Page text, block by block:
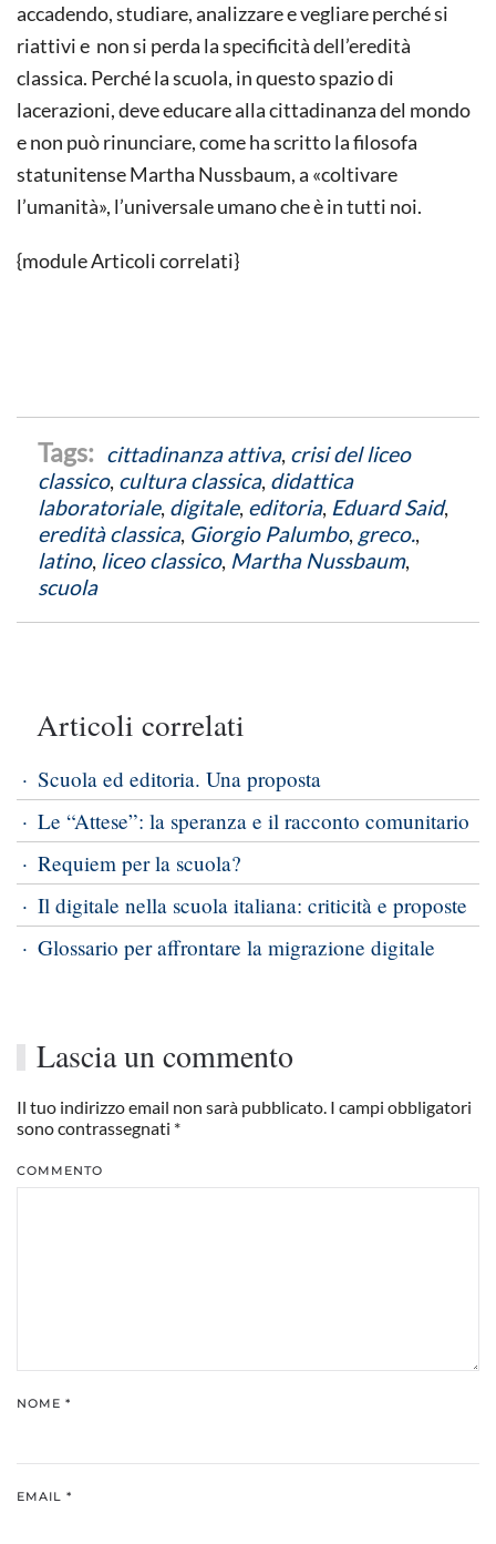
accadendo, studiare, analizzare e vegliare perché si
riattivi e non si perda la specificità dell’eredità
classica. Perché la scuola, in questo spazio di
lacerazioni, deve educare alla cittadinanza del mondo
e non può rinunciare, come ha scritto la filosofa
statunitense Martha Nussbaum, a «coltivare
l’umanità», l’universale umano che è in tutti noi.
{module Articoli correlati}
cittadinanza attiva, crisi del liceo
classico, cultura classica, didattica
laboratoriale, digitale, editoria, Eduard Said,
eredità classica, Giorgio Palumbo, greco.,
latino, liceo classico, Martha Nussbaum,
scuola
Articoli correlati
Scuola ed editoria. Una proposta
Le “Attese”: la speranza e il racconto comunitario
Requiem per la scuola?
Il digitale nella scuola italiana: criticità e proposte
Glossario per affrontare la migrazione digitale
Lascia un commento
Il tuo indirizzo email non sarà pubblicato. I campi obbligatori
sono contrassegnati *
COMMENTO
NOME *
EMAIL *